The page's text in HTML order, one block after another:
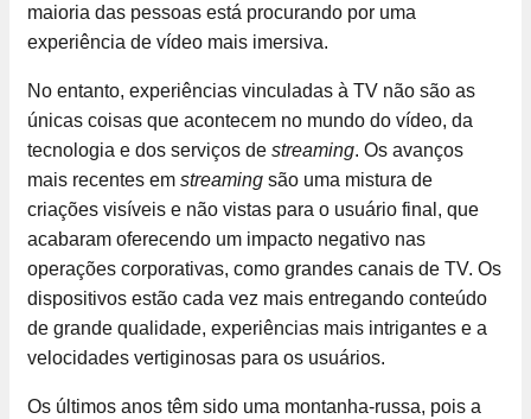
maioria das pessoas está procurando por uma
experiência de vídeo mais imersiva.
No entanto, experiências vinculadas à TV não são as
únicas coisas que acontecem no mundo do vídeo, da
tecnologia e dos serviços de streaming. Os avanços
mais recentes em streaming são uma mistura de
criações visíveis e não vistas para o usuário final, que
acabaram oferecendo um impacto negativo nas
operações corporativas, como grandes canais de TV. Os
dispositivos estão cada vez mais entregando conteúdo
de grande qualidade, experiências mais intrigantes e a
velocidades vertiginosas para os usuários.
Os últimos anos têm sido uma montanha-russa, pois a